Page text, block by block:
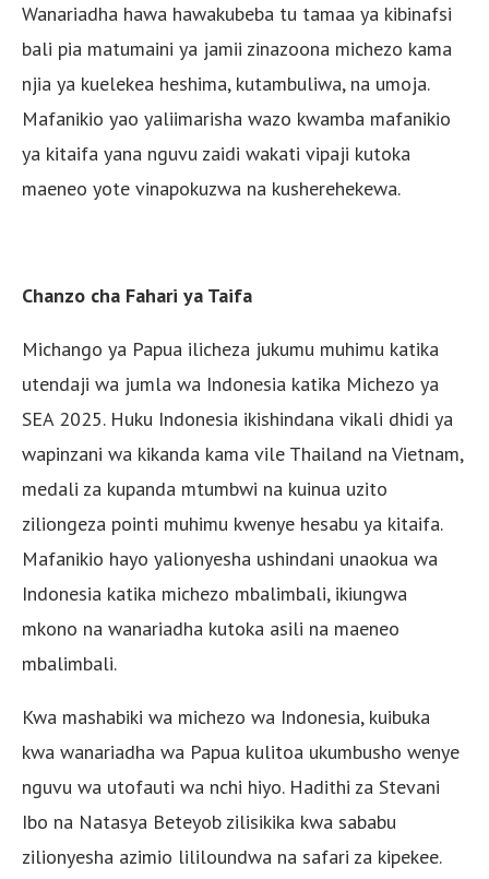
Wanariadha hawa hawakubeba tu tamaa ya kibinafsi
bali pia matumaini ya jamii zinazoona michezo kama
njia ya kuelekea heshima, kutambuliwa, na umoja.
Mafanikio yao yaliimarisha wazo kwamba mafanikio
ya kitaifa yana nguvu zaidi wakati vipaji kutoka
maeneo yote vinapokuzwa na kusherehekewa.
Chanzo cha Fahari ya Taifa
Michango ya Papua ilicheza jukumu muhimu katika
utendaji wa jumla wa Indonesia katika Michezo ya
SEA 2025. Huku Indonesia ikishindana vikali dhidi ya
wapinzani wa kikanda kama vile Thailand na Vietnam,
medali za kupanda mtumbwi na kuinua uzito
ziliongeza pointi muhimu kwenye hesabu ya kitaifa.
Mafanikio hayo yalionyesha ushindani unaokua wa
Indonesia katika michezo mbalimbali, ikiungwa
mkono na wanariadha kutoka asili na maeneo
mbalimbali.
Kwa mashabiki wa michezo wa Indonesia, kuibuka
kwa wanariadha wa Papua kulitoa ukumbusho wenye
nguvu wa utofauti wa nchi hiyo. Hadithi za Stevani
Ibo na Natasya Beteyob zilisikika kwa sababu
zilionyesha azimio lililoundwa na safari za kipekee.